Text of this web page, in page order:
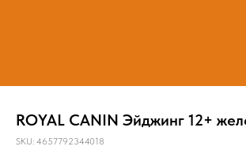
ROYAL CANIN Эйджинг 12+
SKU: 4657792344018